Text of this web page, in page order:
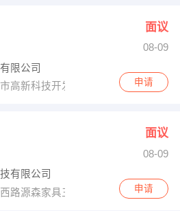
面议
08-09
限公司
高新科技开发区
申请
面议
08-09
有限公司
路源森家具三楼A区
申请